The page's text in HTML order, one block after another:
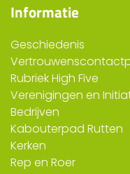
Informatie
Geschiedenis
Rubriek High Five
Verenigingen en
Bedrijven
Kabouterpad Rutten
Kerken
Rep en Roer